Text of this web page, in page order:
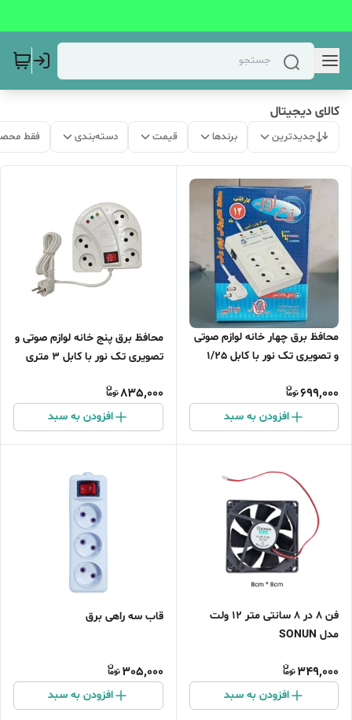
کالای دیجیتال
جدیدترین برندها قیمت دسته‌بندی فقط
محافظ برق چهار خانه لوازم صوتی
و تصویری تک نور با کابل 1/25
699,000
افزودن به سبد
محافظ برق پنج خانه لوازم صوتی و
تصویری تک نور با کابل 3 متری
835,000
افزودن به سبد
فن 8 در 8 سانتی متر 12 ولت
مدل SONUN
349,000
افزودن به سبد
قاب سه راهی برق
305,000
افزودن به سبد